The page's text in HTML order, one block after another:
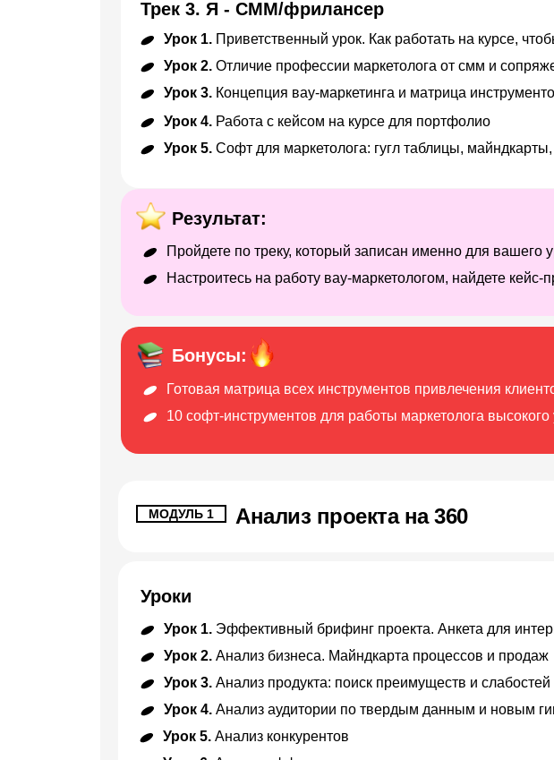
Урок 1. Приветственный урок. Как работать на курсе,
Урок 2. Отличие профессии маркетолога от смм и
Трек 3. Я - СММ/фрилансер
Урок 3. Концепция вау-маркетинга и матрица
Урок 4. Работа с кейсом на курсе для портфолио
Урок 5. Софт для маркетолога: гугл таблицы,
Результат:
Пройдете по треку, который записан именно для вашего
Настроитесь на работу вау-маркетологом, найдете кейс-
Бонусы:
Готовая матрица всех инструментов привлечения
10 софт-инструментов для работы маркетолога высокого
Анализ проекта на 360
МОДУЛЬ 1
Уроки
Урок 1. Эффективный брифинг проекта. Анкета для
Урок 2. Анализ бизнеса. Майндкарта процессов и продаж
Урок 3. Анализ продукта: поиск преимуществ и слабостей
Урок 4. Анализ аудитории по твердым данным и новым
Урок 5. Анализ конкурентов